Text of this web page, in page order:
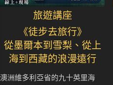
旅遊講座
《徒步去旅行》
從墨爾本到雪梨、從上
海到西藏的浪漫遠行
澳洲維多利亞省的九十英里海